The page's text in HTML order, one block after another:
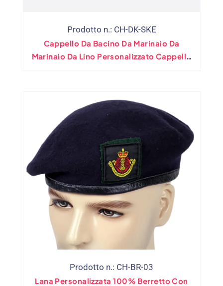
Prodotto n.: CH-DK-SKE
Cappello Da Bacino Da Marinaio Da
Marinaio Da Lino Personalizzato Cappello
Prodotto n.: CH-BR-03
Lana Personalizzata 100% Berretto Con